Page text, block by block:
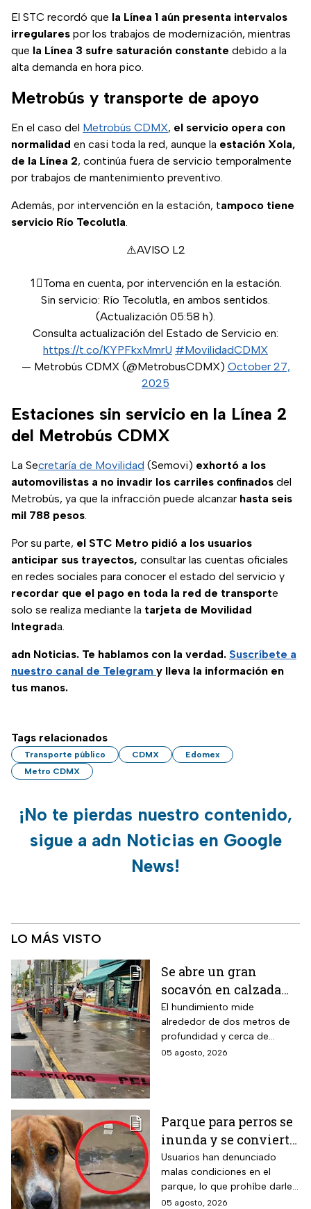
El STC recordó que la Línea 1 aún presenta intervalos
irregulares por los trabajos de modernización, mientras
que la Línea 3 sufre saturación constante debido a la
alta demanda en hora pico.
Metrobús y transporte de apoyo
En el caso del Metrobús CDMX, el servicio opera con
normalidad en casi toda la red, aunque la estación Xola,
de la Línea 2, continúa fuera de servicio temporalmente
por trabajos de mantenimiento preventivo.
Además, por intervención en la estación, tampoco tiene
servicio Río Tecolutla.
⚠️AVISO L2
1⃣Toma en cuenta, por intervención en la estación.
Sin servicio: Río Tecolutla, en ambos sentidos.
(Actualización 05:58 h).
Consulta actualización del Estado de Servicio en:
https://t.co/KYPFkxMmrU #MovilidadCDMX
— Metrobús CDMX (@MetrobusCDMX) October 27,
2025
Estaciones sin servicio en la Línea 2
del Metrobús CDMX
La Secretaría de Movilidad (Semovi) exhortó a los
automovilistas a no invadir los carriles confinados del
Metrobús, ya que la infracción puede alcanzar hasta seis
mil 788 pesos.
Por su parte, el STC Metro pidió a los usuarios
anticipar sus trayectos, consultar las cuentas oficiales
en redes sociales para conocer el estado del servicio y
recordar que el pago en toda la red de transporte
solo se realiza mediante la tarjeta de Movilidad
Integrada.
adn Noticias. Te hablamos con la verdad. Suscríbete a
nuestro canal de Telegram y lleva la información en
tus manos.
Tags relacionados
Transporte público CDMX
Edomex
Metro CDMX
¡No te pierdas nuestro contenido,
sigue a adn Noticias en Google
News!
LO MÁS VISTO
Se abre un gran
socavón en calzada
Taxqueña tras paso de
Trolebús
El hundimiento mide
alrededor de dos metros de
profundidad y cerca de
cuatro metros de diámetro.
05 agosto, 2026
Parque para perros se
inunda y se convierte
en foco de infección;
el área canina está
inutilizable
Usuarios han denunciado
malas condiciones en el
parque, lo que prohíbe darle
un uso adecuado
05 agosto, 2026